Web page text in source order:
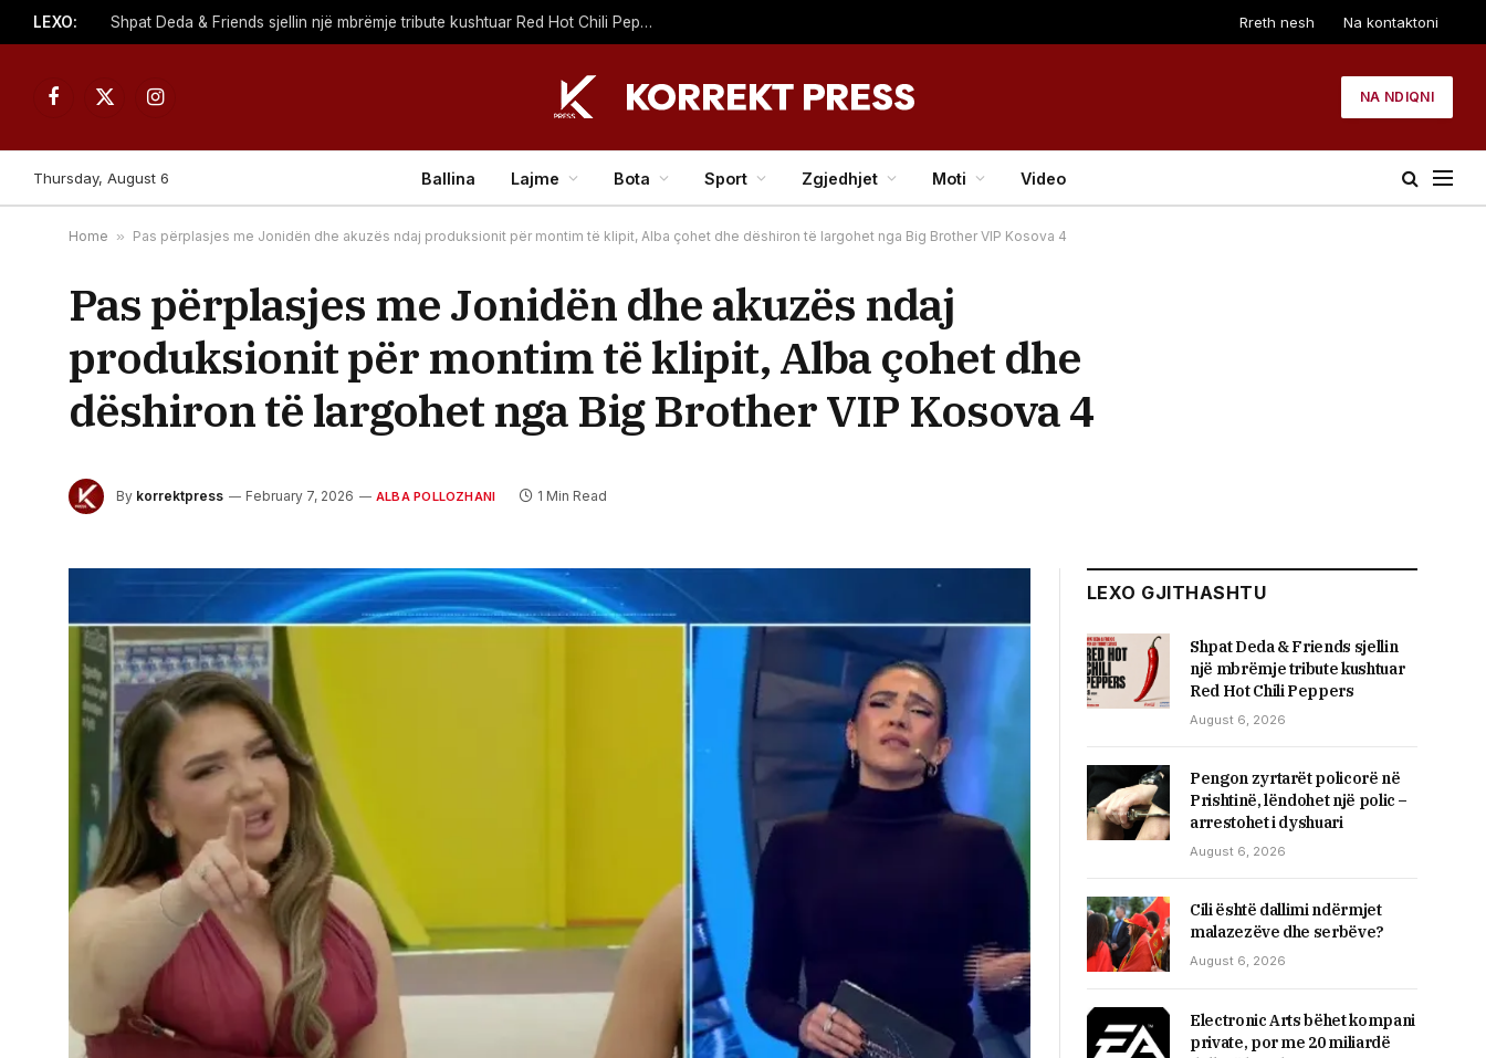
LEXO: Shpat Deda & Friends sjellin një mbrëmje tribute kushtuar Red Hot Chili Peppers Rreth nesh Na kontaktoni
Facebook
X
Instagram
NA NDIQNI
Thursday, August 6 Ballina Lajme Bota Sport Zgjedhjet Moti Video
Home » Pas përplasjes me Jonidën dhe akuzës ndaj produksionit për montim të klipit, Alba çohet dhe dëshiron të largohet nga Big Brother VIP Kosova 4
Pas përplasjes me Jonidën dhe akuzës ndaj
produksionit për montim të klipit, Alba çohet dhe
dëshiron të largohet nga Big Brother VIP Kosova 4
By korrektpress February 7, 2026 ALBA POLLOZHANI 1 Min Read
LEXO GJITHASHTU
Shpat Deda & Friends sjellin
një mbrëmje tribute kushtuar
Red Hot Chili Peppers
August 6, 2026
Pengon zyrtarët policorë në
Prishtinë, lëndohet një polic –
arrestohet i dyshuari
August 6, 2026
Cili është dallimi ndërmjet
malazezëve dhe serbëve?
August 6, 2026
Electronic Arts bëhet kompani
private, por me 20 miliardë